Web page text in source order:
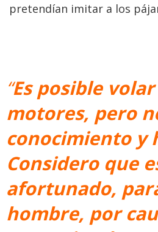
pretendían imitar a los
“Es posible
motores, pero
conocimiento y
Considero que
afortunado,
hombre, por